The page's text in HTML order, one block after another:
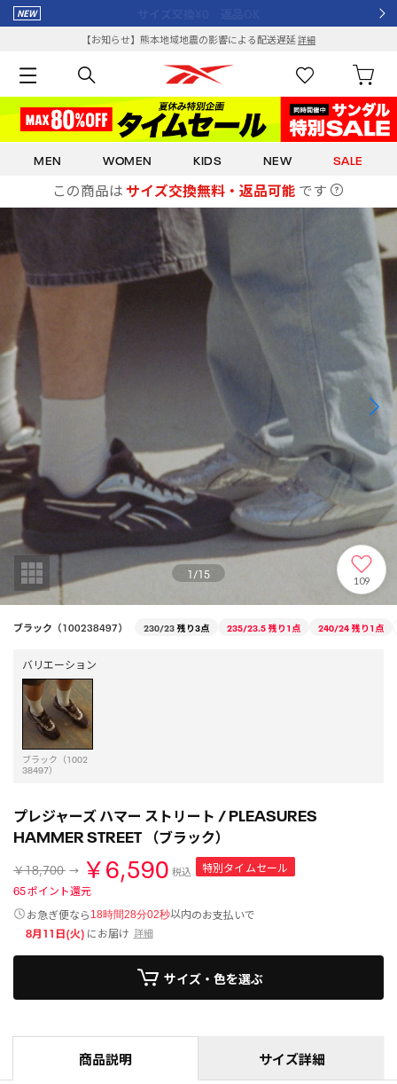
【お知らせ】熊本地域地震の影響による配送遅延詳細
MEN WOMEN KIDS NEW SALE
この商品は サイズ交換無料・返品可能 です
1/15 109
ブラック（100238497） 230/23 残り3点 235/23.5 残り1点 240/24 残り1点
バリエーション
ブラック（1002
38497）
プレジャーズ ハマー ストリート / PLEASURES
HAMMER STREET （ブラック）
￥18,700 ￥6,590 税込
特別タイムセール
65ポイント還元
お急ぎ便なら 18時間28分01秒以内のお支払いで
8月11日(火) にお届け 詳細
サイズ・色を選ぶ
商品説明 サイズ詳細